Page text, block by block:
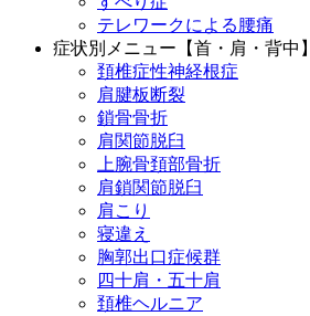
テレワークによる腰痛
症状別メニュー【首・肩・背中】
頚椎症性神経根症
肩腱板断裂
鎖骨骨折
肩関節脱臼
上腕骨頚部骨折
肩鎖関節脱臼
肩こり
寝違え
胸郭出口症候群
四十肩・五十肩
頚椎ヘルニア